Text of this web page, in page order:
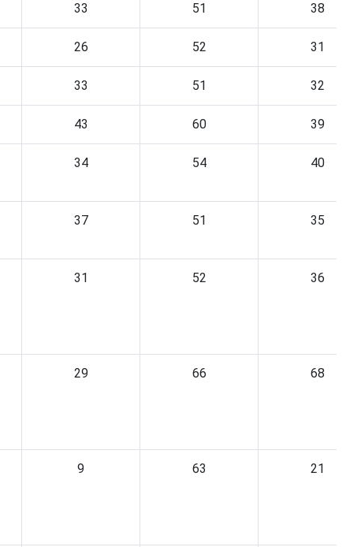
33 51 38
26 52 31
33 51 32
43 60 39
34 54 40
37 51 35
31 52 36
29 66 68
9 63 21